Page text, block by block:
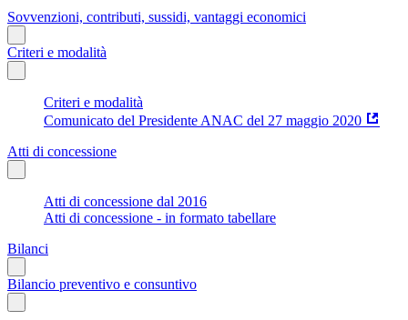
Sovvenzioni, contributi, sussidi, vantaggi economici
Criteri e modalità
Criteri e modalità
Comunicato del Presidente ANAC del 27 maggio 2020
Atti di concessione
Atti di concessione dal 2016
Atti di concessione - in formato tabellare
Bilanci
Bilancio preventivo e consuntivo